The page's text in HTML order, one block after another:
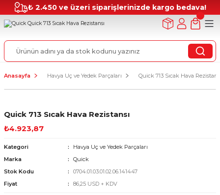
₺ 2.450 ve üzeri siparişlerinizde kargo bedava!
Anasayfa Havya Uç ve Yedek Parçaları Quick 713 Sıcak Hava
Quick 713 Sıcak Hava Rezistansı
₺4.923,87
Kategori
Havya Uç ve Yedek Parçaları
Marka
Quick
Stok Kodu
0704.01.03.01.02.06.141447
Fiyat
86,25 USD + KDV